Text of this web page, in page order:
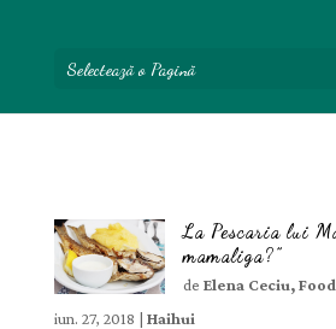
Selectează o Pagină
La Pescaria lui
mamaliga?”
deElena Ceciu,
iun. 27, 2018 | Haihui